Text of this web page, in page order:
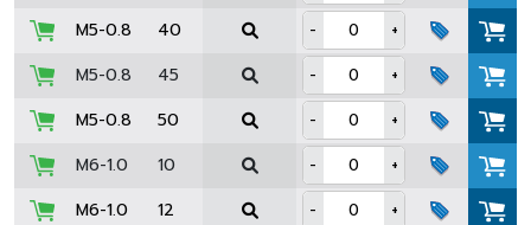
M5-0.8
40 -
+
M5-0.8
45 -
+
M5-0.8
50 -
+
M6-1.0
10 -
+
M6-1.0
12 -
+